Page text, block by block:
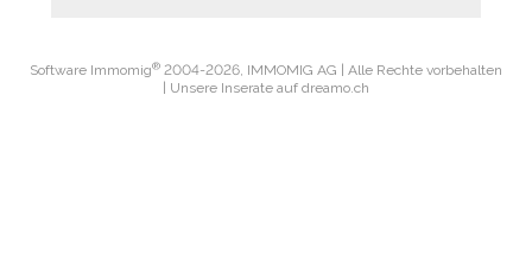
Software Immomig® 2004-2026, IMMOMIG AG | Alle Rechte vorbehalten
| Unsere Inserate auf dreamo.ch